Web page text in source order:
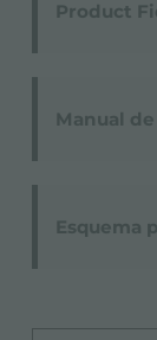
Product
Manual
Esquema